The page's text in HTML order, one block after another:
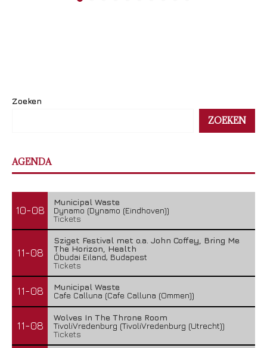
Zoeken
ZOEKEN
AGENDA
10-08
Municipal Waste
Dynamo (Dynamo (Eindhoven))
Tickets
11-08
Sziget Festival met o.a. John Coffey, Bring Me
The Horizon, Health
Óbudai Eiland, Budapest
Tickets
11-08
Municipal Waste
Cafe Calluna (Cafe Calluna (Ommen))
11-08
Wolves In The Throne Room
TivoliVredenburg (TivoliVredenburg (Utrecht))
Tickets